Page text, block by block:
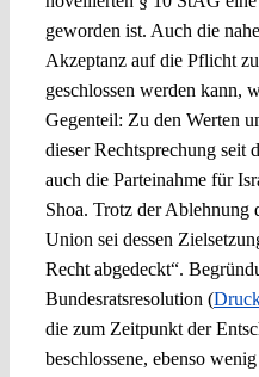
geworden ist. Auch die
Akzeptanz auf die Pflicht
geschlossen werden kann,
Gegenteil: Zu den Werten
dieser Rechtsprechung seit
auch die Parteinahme für
Shoa. Trotz der Ablehnung
Union sei dessen
Recht abgedeckt“.
Bundesratsresolution (
die zum Zeitpunkt der
beschlossene, ebenso